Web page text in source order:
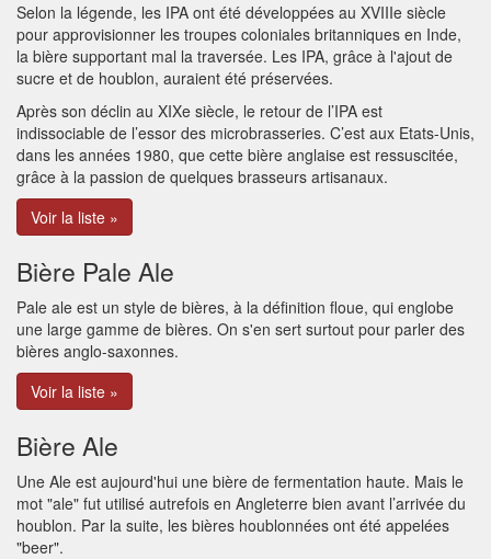
Selon la légende, les IPA ont été développées au XVIIIe siècle
pour approvisionner les troupes coloniales britanniques en Inde,
la bière supportant mal la traversée. Les IPA, grâce à l'ajout de
sucre et de houblon, auraient été préservées.
Après son déclin au XIXe siècle, le retour de l’IPA est
indissociable de l’essor des microbrasseries. C’est aux Etats-Unis,
dans les années 1980, que cette bière anglaise est ressuscitée,
grâce à la passion de quelques brasseurs artisanaux.
Voir la liste »
Bière Pale Ale
Pale ale est un style de bières, à la définition floue, qui englobe
une large gamme de bières. On s'en sert surtout pour parler des
bières anglo-saxonnes.
Voir la liste »
Bière Ale
Une Ale est aujourd'hui une bière de fermentation haute. Mais le
mot "ale" fut utilisé autrefois en Angleterre bien avant l’arrivée du
houblon. Par la suite, les bières houblonnées ont été appelées
"beer".